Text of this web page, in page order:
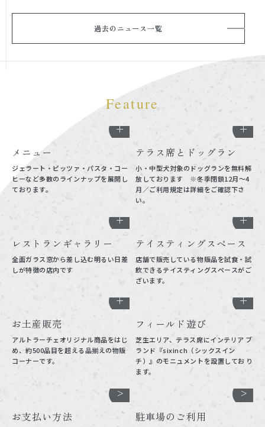
過去のニュース一覧
Feature
メニュー
ジェラート・ピッツァ・パスタ・コー
ヒーなど多数のラインナップを展開し
ております。
テラス席とドッグラン
小・中型犬対象のドッグランを無料解
放しております ※冬季閉鎖12月～4
月／ご利用規定は詳細をご確認下さ
い。
レストランギャラリー
全面ガラス窓から差し込む明るい日差
しが特徴の店内です
テイスティングスペース
店舗で販売している物販品を試食・試
飲できるテイスティングスペースがご
ざいます。
お土産販売
アルトラーチェオリジナル商品をはじ
め、約500品目を超える品揃えの物販
コーナーです。
フィールド遊び
芝生エリア、テラス席にインテリア ブ
ランド『sixinch（シックスイン
チ）』のモニュメントを設置してお り
ます。
お支払い方法 駐車場のご利用